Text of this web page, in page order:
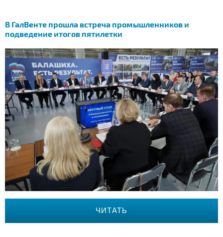
В ГалВенте прошла встреча промышленников и
подведение итогов пятилетки
ЧИТАТЬ